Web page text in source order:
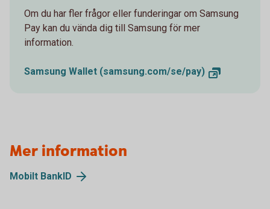
Om du har fler frågor eller funderingar om Samsung
Pay kan du vända dig till Samsung för mer
information.
Samsung Wallet (samsung.com/se/pay)
Mer information
Mobilt BankID